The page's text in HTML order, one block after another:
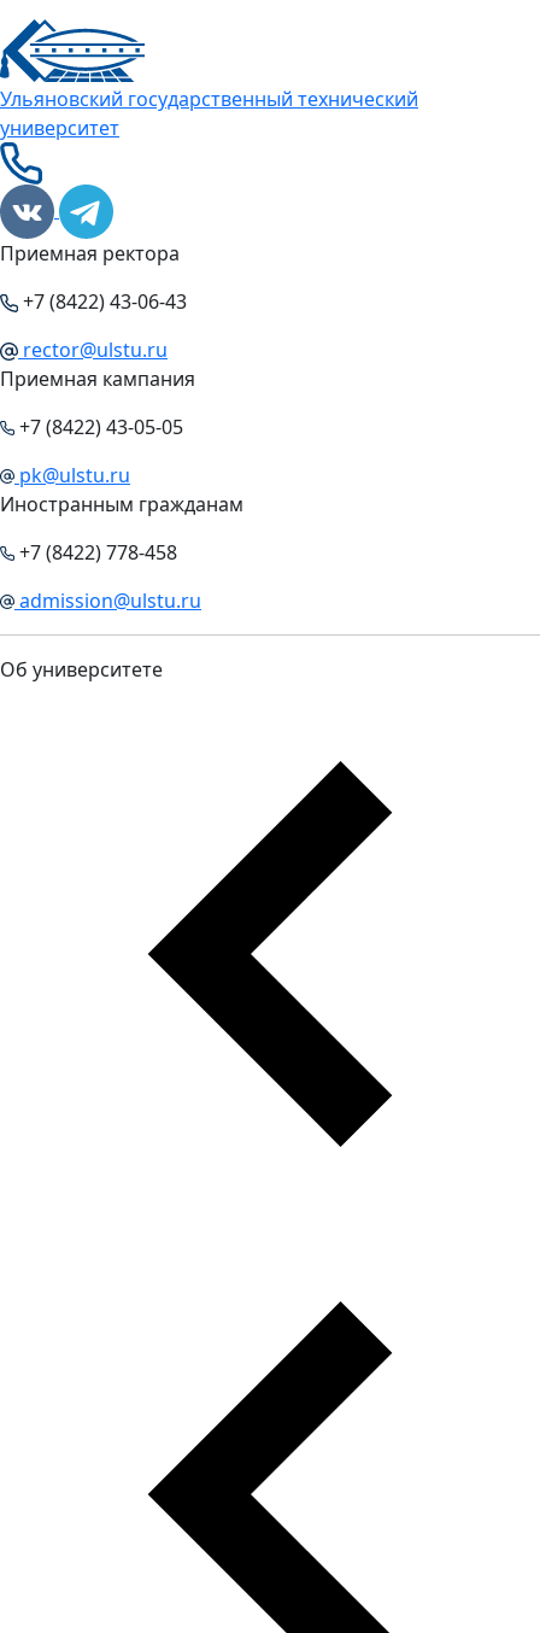
Ульяновский государственный технический
университет
Приемная ректора
+7 (8422) 43-06-43
rector@ulstu.ru
Приемная кампания
+7 (8422) 43-05-05
pk@ulstu.ru
Иностранным гражданам
+7 (8422) 778-458
admission@ulstu.ru
Об университете